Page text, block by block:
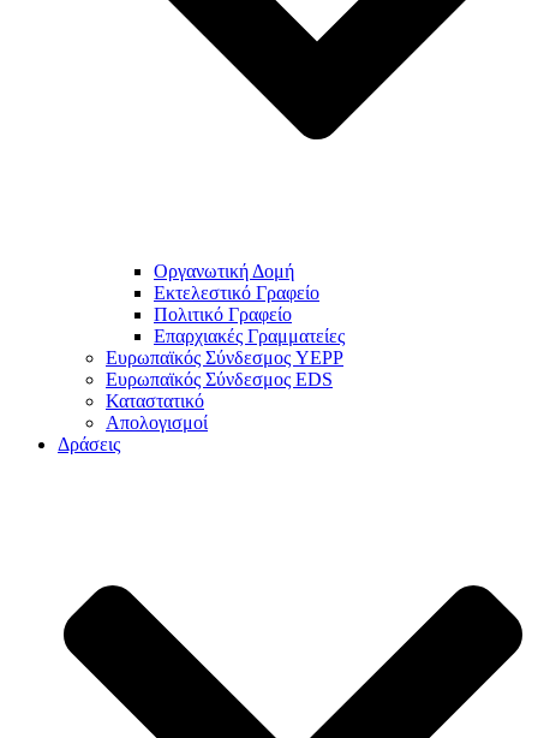
Οργανωτική Δομή
Εκτελεστικό Γραφείο
Πολιτικό Γραφείο
Επαρχιακές Γραμματείες
Ευρωπαϊκός Σύνδεσμος YEPP
Ευρωπαϊκός Σύνδεσμος EDS
Καταστατικό
Απολογισμοί
Δράσεις